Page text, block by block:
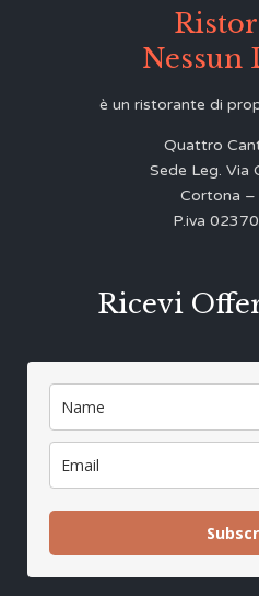
Nessun
è un ristorante di
Quattro
Sede Leg. Via
Cortona –
P.iva
Ricevi